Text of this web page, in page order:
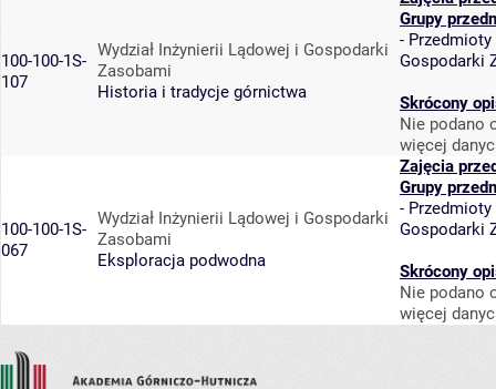
100-100-1S-
107
Wydział Inżynierii Lądowej i Gospodarki
Zasobami
Historia i tradycje górnictwa
Grupy
- Przedmioty
Gospodarki
Skrócony
Nie podano
więcej
100-100-1S-
067
Wydział Inżynierii Lądowej i Gospodarki
Zasobami
Eksploracja podwodna
Zajęcia
Grupy
- Przedmioty
Gospodarki
Skrócony
Nie podano
więcej